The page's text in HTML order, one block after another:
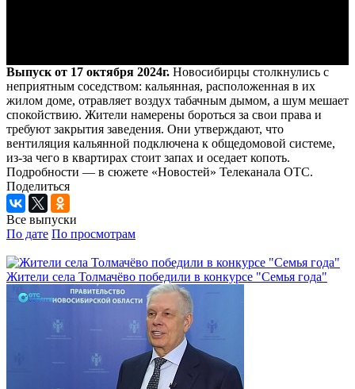
Выпуск от 17 октября 2024г. Новосибирцы столкнулись с
неприятным соседством: кальянная, расположенная в их
жилом доме, отравляет воздух табачным дымом, а шум мешает
спокойствию. Жители намерены бороться за свои права и
требуют закрытия заведения. Они утверждают, что
вентиляция кальянной подключена к общедомовой системе,
из-за чего в квартирах стоит запах и оседает копоть.
Подробности — в сюжете «Новостей» Телеканала ОТС.
Поделиться
Все выпуски
По дате По просмотрам
Жители села Толмачёво победили в конкурсе "Семья года"